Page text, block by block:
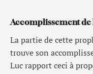
Accomplissement de
La partie de cette
trouve son
Luc rapport ceci à